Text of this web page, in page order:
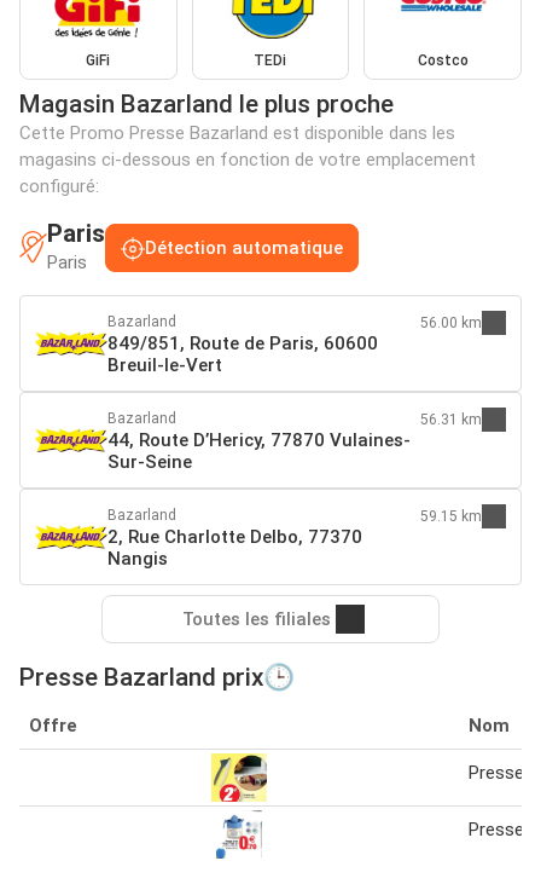
GiFi TEDi Costco
Magasin Bazarland le plus proche
Cette Promo Presse Bazarland est disponible dans les
magasins ci-dessous en fonction de votre emplacement
configuré:
Paris
Paris
Détection automatique
Bazarland
849/851, Route de Paris, 60600
Breuil-le-Vert
56.00 km
Bazarland
44, Route D’Hericy, 77870 Vulaines-
Sur-Seine
56.31 km
Bazarland
2, Rue Charlotte Delbo, 77370
Nangis
59.15 km
Toutes les filiales
Presse Bazarland prix🕒
Offre Nom
Presse
Presse